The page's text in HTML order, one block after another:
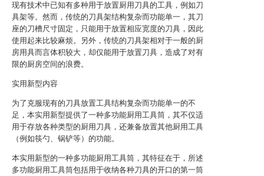
现有技术中已知有多种用于放置厨用刀具的工具，例如刀
具架等。然而，传统的刀具架结构复杂而功能单一，其刀
座的刀槽尺寸固定，只能用于放置相应宽度的刀具，因此
使用起来比较麻烦。另外，传统的刀具架相对于一般的厨
房用具而言体积较大，却仅能用于放置刀具，造成了对有
限的厨房空间的浪费。
实用新型内容
为了克服现有的刀具放置工具结构复杂而功能单一的不
足，本实用新型提供了一种多功能厨用工具筒，其不仅适
用于存放各种类型的厨用刀具，还兼备放置其他厨用工具
（例如筷勺、锅铲等）的功能。
本实用新型的一种多功能厨用工具筒，其特征在于，所述
多功能厨用工具筒包括用于收纳各种刀具的开口的第一筒